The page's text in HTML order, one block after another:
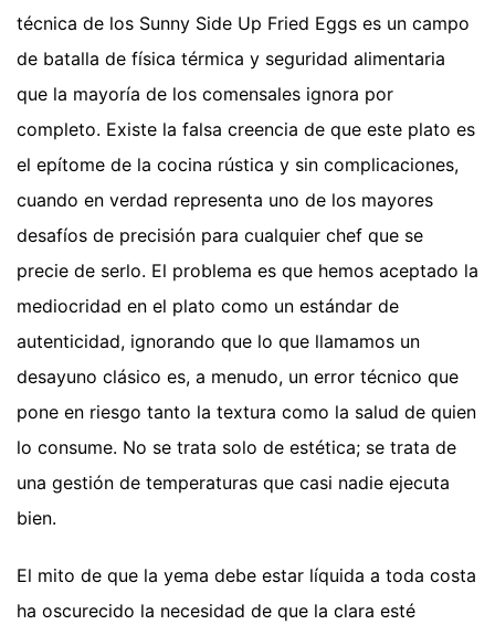
técnica de los Sunny Side Up Fried Eggs es un campo
de batalla de física térmica y seguridad alimentaria
que la mayoría de los comensales ignora por
completo. Existe la falsa creencia de que este plato es
el epítome de la cocina rústica y sin complicaciones,
cuando en verdad representa uno de los mayores
desafíos de precisión para cualquier chef que se
precie de serlo. El problema es que hemos aceptado la
mediocridad en el plato como un estándar de
autenticidad, ignorando que lo que llamamos un
desayuno clásico es, a menudo, un error técnico que
pone en riesgo tanto la textura como la salud de quien
lo consume. No se trata solo de estética; se trata de
una gestión de temperaturas que casi nadie ejecuta
bien.
El mito de que la yema debe estar líquida a toda costa
ha oscurecido la necesidad de que la clara esté